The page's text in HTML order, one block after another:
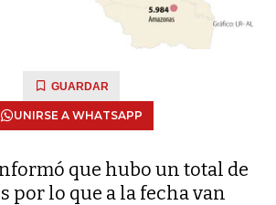
GUARDAR
UNIRSE A WHATSAPP
que hubo un total de
por lo que a la fecha van